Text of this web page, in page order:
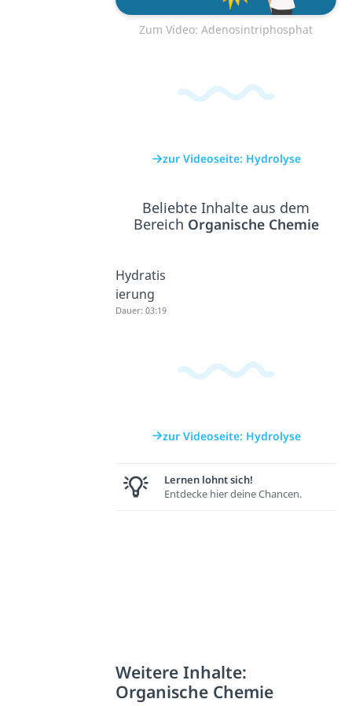
Zum Video: Adenosintriphosphat
zur Videoseite: Hydrolyse
Beliebte Inhalte aus dem
Bereich Organische Chemie
Hydratis
ierung
Dauer: 03:19
zur Videoseite: Hydrolyse
Lernen lohnt sich!
Entdecke hier deine Chancen.
Weitere Inhalte:
Organische Chemie